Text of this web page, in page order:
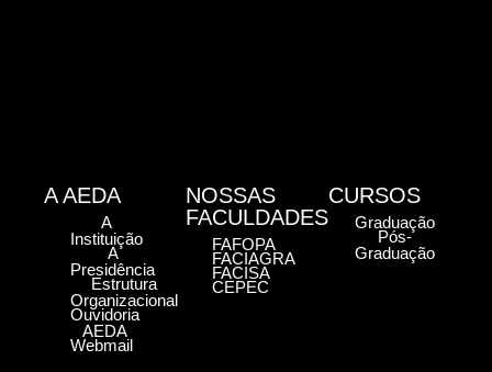
A AEDA
A
Instituição
A
Presidência
Estrutura
Organizacional
Ouvidoria
AEDA
Webmail
NOSSAS
FACULDADES
FAFOPA
FACIAGRA
FACISA
CEPEC
CURSOS
Graduação
Pós-
Graduação